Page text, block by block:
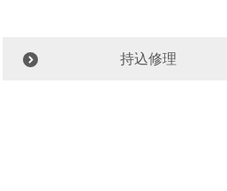
持込修理